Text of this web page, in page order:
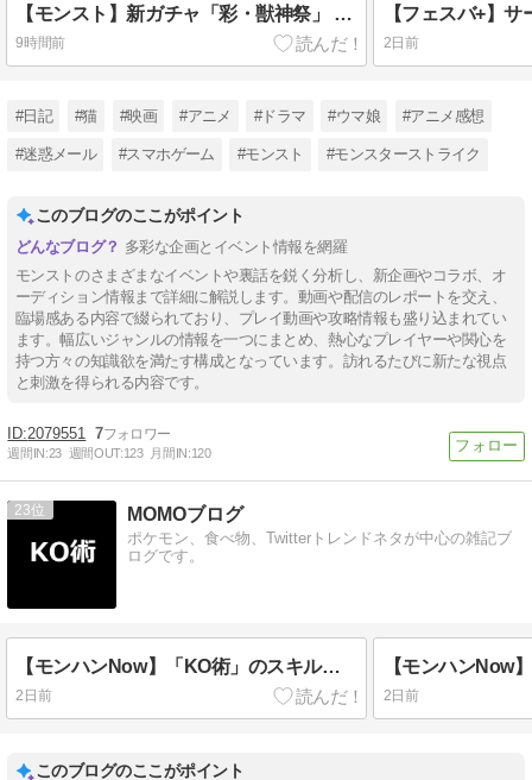
【モンスト】新ガチャ「彩・獣神祭」 新限定キャラ：カーミラ、ツクモ 使ってみた！【モンスト公式】
9時間前
【フェスバ+】
2日前
#日記 #猫 #映画 #アニメ #ドラマ #ウマ娘 #アニメ感想
#迷惑メール #スマホゲーム #モンスト #モンスターストライク
このブログのここがポイント
多彩な企画とイベント情報を網羅
モンストのさまざまなイベントや裏話を鋭く分析し、新企画やコラボ、オ
ーディション情報まで詳細に解説します。動画や配信のレポートを交え、
臨場感ある内容で綴られており、プレイ動画や攻略情報も盛り込まれてい
ます。幅広いジャンルの情報を一つにまとめ、熱心なプレイヤーや関心を
持つ方々の知識欲を満たす構成となっています。訪れるたびに新たな視点
と刺激を得られる内容です。
2079551 7
週間IN:23 週間OUT:123 月間IN:120
23 MOMOブログ
ポケモン、食べ物、Twitterトレンドネタが中心の雑記ブ
ログです。
【モンハンNow】「KO術」のスキル効果と発動する防具 / 与えた気絶蓄積値に応じたダメージを与える「ダブルインパクト」と相性が良い
2日前 2日前
このブログのここがポイント